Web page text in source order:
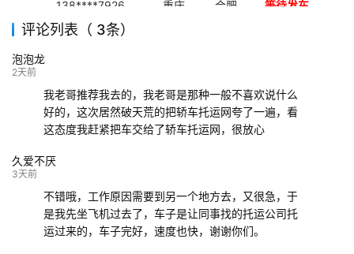
138****7926 重庆 合肥 等待发车
139****9233
评论列表（ 3条）
泡泡龙
2天前
我老哥推荐我去的，我老哥是那种一般不喜欢说什么
好的，这次居然破天荒的把轿车托运网夸了一遍，看
这态度我赶紧把车交给了轿车托运网，很放心
久爱不厌
3天前
不错哦，工作原因需要到另一个地方去，又很急，于
是我先坐飞机过去了，车子是让同事找的托运公司托
运过来的，车子完好，速度也快，谢谢你们。